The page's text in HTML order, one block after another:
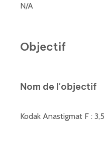
N/A
Objectif
Nom de l'objectif
Kodak Anastigmat F :